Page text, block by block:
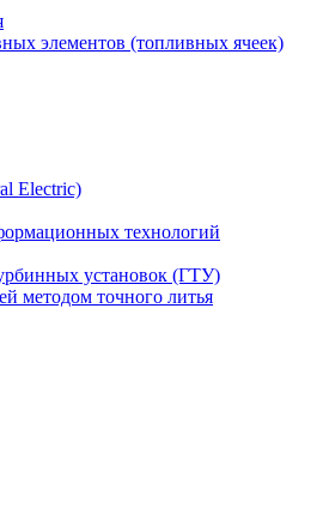
элементов (топливных ячеек)
Electric)
технологий
установок (ГТУ)
методом точного литья